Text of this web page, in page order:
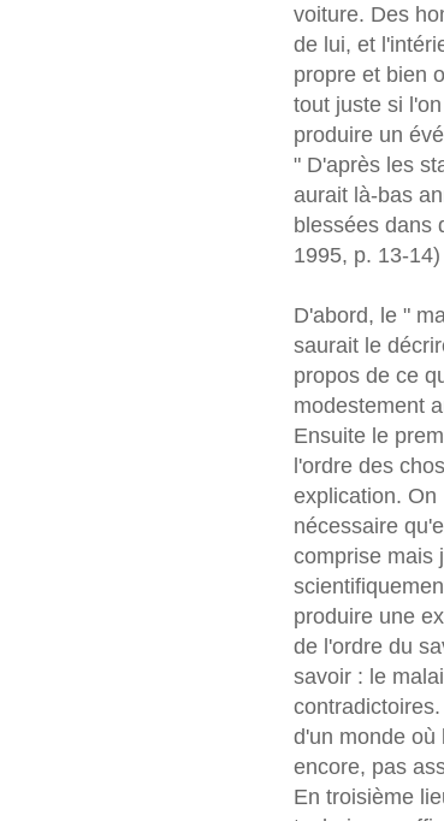
voiture. Des
de lui, et
propre et bien
tout juste si
produire un
" D'après les
aurait là-bas
blessées dans
1995, p. 13-14)
D'abord, le "
saurait le
propos de ce
modestement
Ensuite le
l'ordre des
explication.
nécessaire
comprise mais
produire une
de l'ordre du
savoir : le
d'un monde où
encore, pas
En troisième